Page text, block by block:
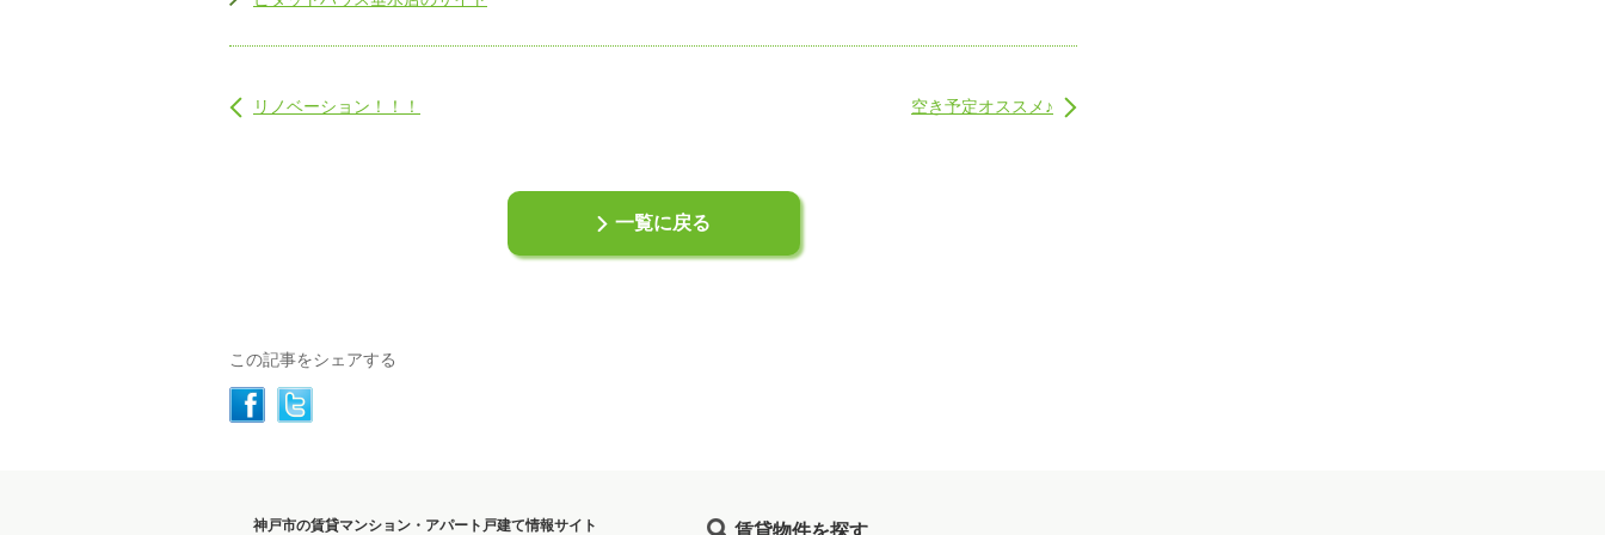
リノベーション！！！ 空き予定オススメ♪
一覧に戻る
この記事をシェアする
神戸市の賃貸マンション・アパート戸建て情報サイト 賃貸物件を探す